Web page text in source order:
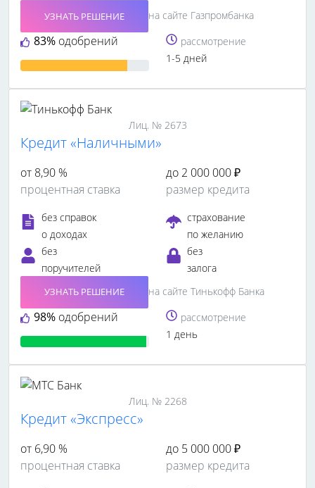
83% одобрений
УЗНАТЬ РЕШЕНИЕ
на сайте Газпромбанка
рассмотрение
1-5 дней
Лиц. № 2673
Кредит «Наличными»
от 8,90 %
процентная ставка
до 2 000 000 ₽
размер кредита
без справок
о доходах
страхование
по желанию
без
поручителей
без
залога
98% одобрений
УЗНАТЬ РЕШЕНИЕ
на сайте Тинькофф Банка
рассмотрение
1 день
Лиц. № 2268
Кредит «Экспресс»
от 6,90 %
процентная ставка
до 5 000 000 ₽
размер кредита